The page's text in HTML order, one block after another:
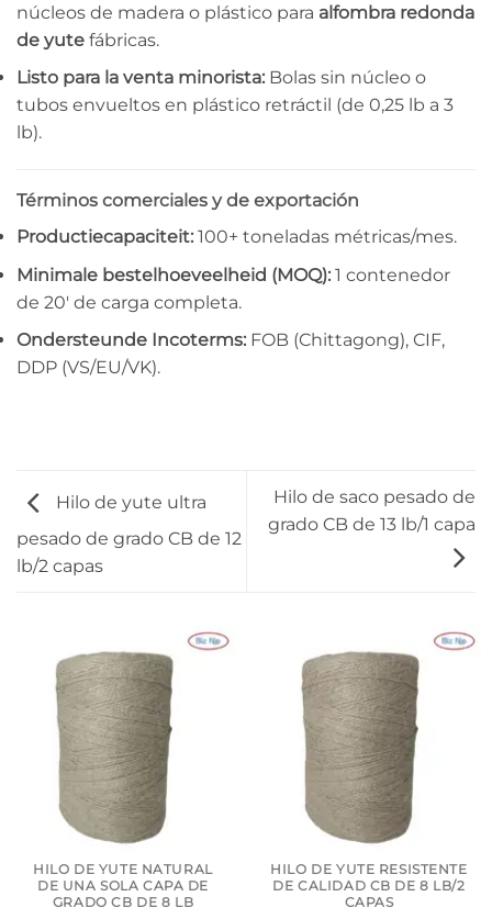
núcleos de madera o plástico para alfombra redonda
de yute fábricas.
Listo para la venta minorista: Bolas sin núcleo o
tubos envueltos en plástico retráctil (de 0,25 lb a 3
lb).
Términos comerciales y de exportación
Productiecapaciteit: 100+ toneladas métricas/mes.
Minimale bestelhoeveelheid (MOQ): 1 contenedor
de 20′ de carga completa.
Ondersteunde Incoterms: FOB (Chittagong), CIF,
DDP (VS/EU/VK).
Hilo de yute ultra
pesado de grado CB de 12
lb/2 capas
Hilo de saco pesado de
grado CB de 13 lb/1 capa
HILO DE YUTE NATURAL
DE UNA SOLA CAPA DE
GRADO CB DE 8 LB
HILO DE YUTE RESISTENTE
DE CALIDAD CB DE 8 LB/2
CAPAS